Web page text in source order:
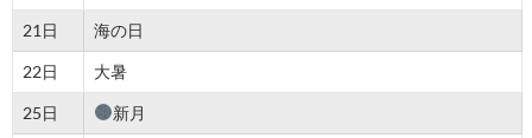
21日 海の日
22日 大暑
25日 新月